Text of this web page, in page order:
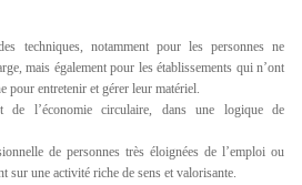
techniques, notamment pour les personnes ne
mais également pour les établissements qui n’ont
pour entretenir et gérer leur matériel.
de l’économie circulaire, dans une logique de
de personnes très éloignées de l’emploi ou
sur une activité riche de sens et valorisante.